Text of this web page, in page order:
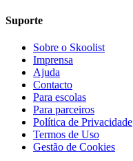
Suporte
Sobre o Skoolist
Imprensa
Ajuda
Contacto
Para escolas
Para parceiros
Política de Privacidade
Termos de Uso
Gestão de Cookies